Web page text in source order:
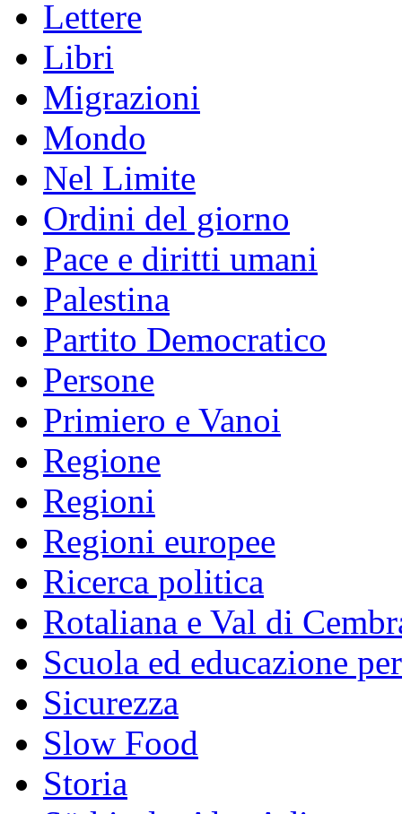
Lettere
Libri
Migrazioni
Mondo
Nel Limite
Ordini del giorno
Pace e diritti umani
Palestina
Partito Democratico
Persone
Primiero e Vanoi
Regione
Regioni
Regioni europee
Ricerca politica
Rotaliana e Val di
Scuola ed educazione
Sicurezza
Slow Food
Storia